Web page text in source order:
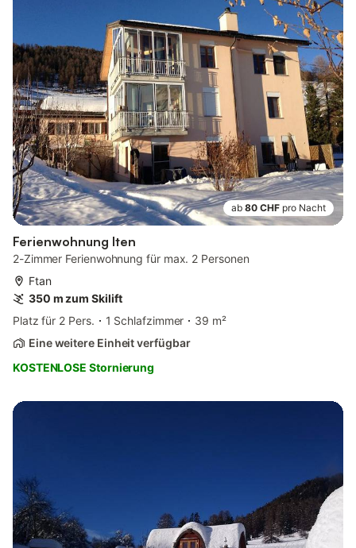
ab 80 CHF pro Nacht
Ferienwohnung Iten
2-Zimmer Ferienwohnung für max. 2 Personen
Ftan
350 m zum Skilift
Platz für 2 Pers.
1 Schlafzimmer
39 m²
Eine weitere Einheit verfügbar
KOSTENLOSE Stornierung